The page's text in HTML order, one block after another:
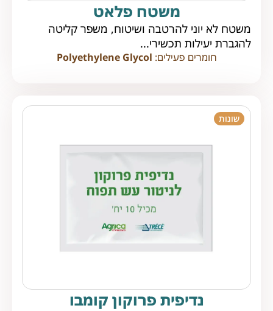
משטח פלאט
משטח לא יוני להרטבה ושיטוח, משפר קליטה
להגברת יעילות תכשירי...
חומרים פעילים: Polyethylene Glycol
שונות
נדיפית פרוקון קומבו